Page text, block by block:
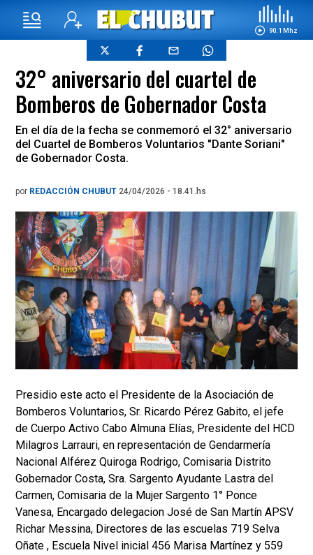
90.1 Mhz
32° aniversario del cuartel de
Bomberos de Gobernador Costa
En el día de la fecha se conmemoró el 32° aniversario
del Cuartel de Bomberos Voluntarios "Dante Soriani"
de Gobernador Costa.
por REDACCIÓN CHUBUT 24/04/2026 - 18.41.hs
Presidio este acto el Presidente de la Asociación de
Bomberos Voluntarios, Sr. Ricardo Pérez Gabito, el jefe
de Cuerpo Activo Cabo Almuna Elías, Presidente del HCD
Milagros Larrauri, en representación de Gendarmería
Nacional Alférez Quiroga Rodrigo, Comisaria Distrito
Gobernador Costa, Sra. Sargento Ayudante Lastra del
Carmen, Comisaria de la Mujer Sargento 1° Ponce
Vanesa, Encargado delegacion José de San Martín APSV
Richar Messina, Directores de las escuelas 719 Selva
Oñate , Escuela Nivel inicial 456 Marisa Martínez y 559